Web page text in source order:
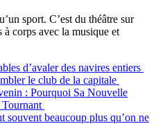
sport. C’est du théâtre sur
à corps avec la musique et
d’avaler des navires entiers
le club de la capitale
: Pourquoi Sa Nouvelle
souvent beaucoup plus qu’on ne